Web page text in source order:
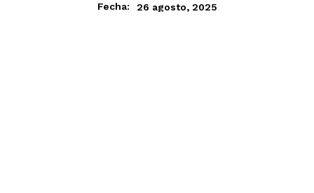
Fecha: 26 agosto, 2025